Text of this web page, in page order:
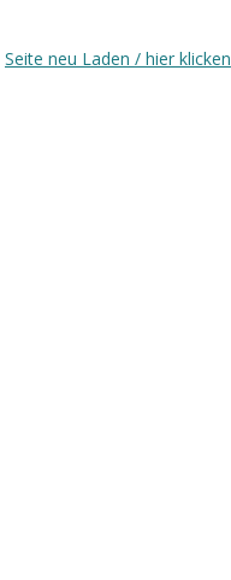
Seite neu Laden / hier klicken